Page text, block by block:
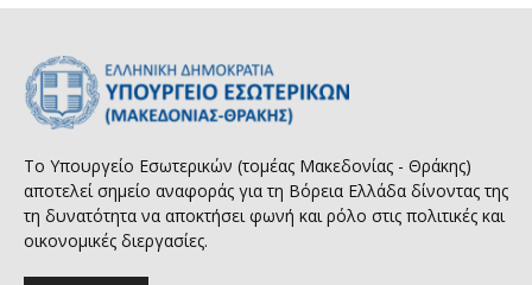
Το Υπουργείο Εσωτερικών (τομέας Μακεδονίας - Θράκης)
αποτελεί σημείο αναφοράς για τη Βόρεια Ελλάδα δίνοντας της
τη δυνατότητα να αποκτήσει φωνή και ρόλο στις πολιτικές και
οικονομικές διεργασίες.